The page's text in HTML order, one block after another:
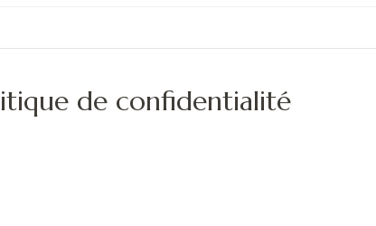
de confidentialité